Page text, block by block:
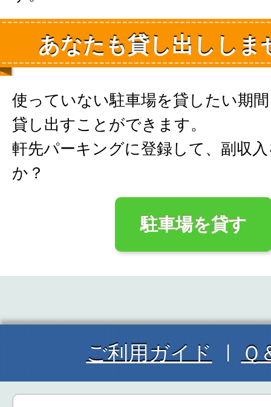
あなたも貸し出ししま
使っていない駐車場を貸したい期
貸し出すことができます。
軒先パーキングに登録して、副収
か？
駐車場を貸す
ご利用ガイド Ｑ